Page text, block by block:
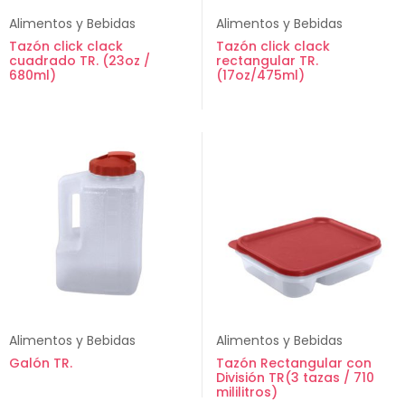
Alimentos y Bebidas
Tazón click clack
cuadrado TR. (23oz /
680ml)
Alimentos y Bebidas
Tazón click clack
rectangular TR.
(17oz/475ml)
Alimentos y Bebidas
Galón TR.
Alimentos y Bebidas
Tazón Rectangular con
División TR(3 tazas / 710
mililitros)